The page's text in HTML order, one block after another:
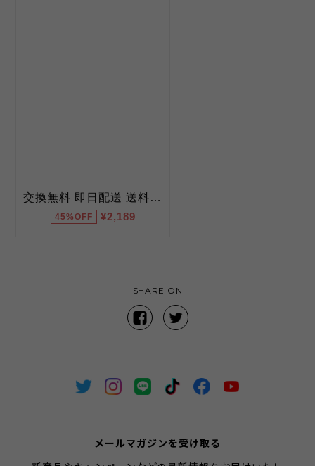
SHARE ON
メールマガジンを受け取る